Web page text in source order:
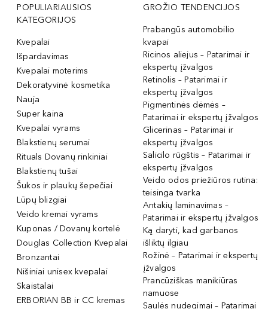
POPULIARIAUSIOS
KATEGORIJOS
Kvepalai
Išpardavimas
Kvepalai moterims
Dekoratyvinė kosmetika
Nauja
Super kaina
Kvepalai vyrams
Blakstienų serumai
Rituals Dovanų rinkiniai
Blakstienų tušai
Šukos ir plaukų šepečiai
Lūpų blizgiai
Veido kremai vyrams
Kuponas / Dovanų kortelė
Douglas Collection Kvepalai
Bronzantai
Nišiniai unisex kvepalai
Skaistalai
ERBORIAN BB ir CC kremas
GROŽIO TENDENCIJOS
Prabangūs automobilio
kvapai
Ricinos aliejus – Patarimai ir
ekspertų įžvalgos
Retinolis – Patarimai ir
ekspertų įžvalgos
Pigmentinės dėmės –
Patarimai ir ekspertų įžvalgos
Glicerinas – Patarimai ir
ekspertų įžvalgos
Salicilo rūgštis – Patarimai ir
ekspertų įžvalgos
Veido odos priežiūros rutina:
teisinga tvarka
Antakių laminavimas –
Patarimai ir ekspertų įžvalgos
Ką daryti, kad garbanos
išliktų ilgiau
Rožinė – Patarimai ir ekspertų
įžvalgos
Prancūziškas manikiūras
namuose
Saulės nudegimai – Patarimai